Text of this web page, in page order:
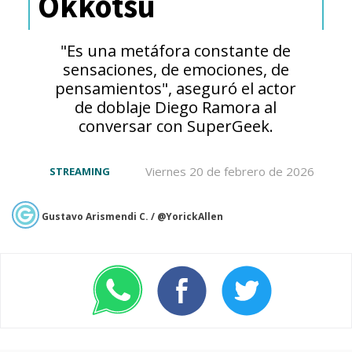
encabeza la taquilla anual en
todo el mundo desde el
comienzo del cine, hace más
de un siglo", expusoANN,
dando cuenta de un importante
La película de los cazadores de
estreno en Chile,cuando los
cines puedan reabrir sus
"Es una metáfora constante de
sensaciones, de emociones, de
pensamientos", aseguró el actor
de doblaje Diego Ramora al
conversar con SuperGeek.
Viernes 20 de febrero de 2026
STREAMING
Gustavo Arismendi C. / @YorickAllen